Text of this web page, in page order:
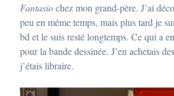
Fantasiochez mon grand-père. J’ai
peu en même temps, mais plus tard je
bd et le suis resté longtemps. Ce qui a
pour la bande dessinée. J’en achetais
j’étais libraire.